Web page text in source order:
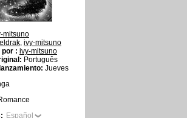
mitsuno
, ivy-mitsuno
por : ivy-mitsuno
Português
Jueves
Español